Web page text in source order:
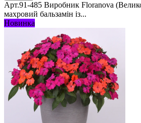
Арт.91-485 Виробник Floranova
махровий бальзамін із...
Новинка